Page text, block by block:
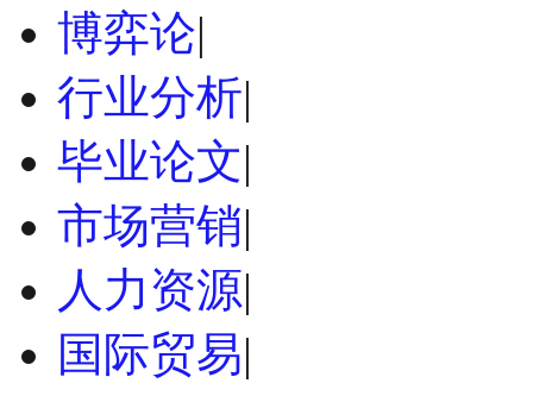
博弈论|
行业分析|
毕业论文|
市场营销|
人力资源|
国际贸易|